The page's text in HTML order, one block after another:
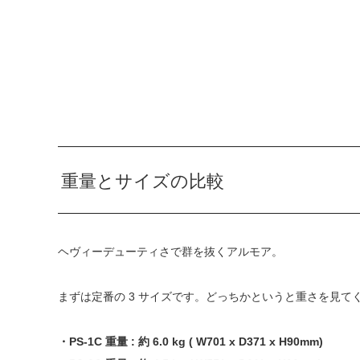
重量とサイズの比較
ヘヴィーデューティさで群を抜くアルモア。
まずは定番の 3 サイズです。どっちかというと重さを見て
・PS-1C 重量 : 約 6.0 kg ( W701 x D371 x H90mm)